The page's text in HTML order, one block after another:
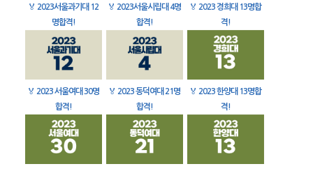
🏅 2023서울과기대 12
명합격!
🏅 2023서울시립대 4명
합격!
🏅 2023 경희대 13명합
격!
🏅 2023 서울여대 30명
합격!
🏅 2023 동덕여대 21명
합격!
🏅 2023 한양대 13명합
격!